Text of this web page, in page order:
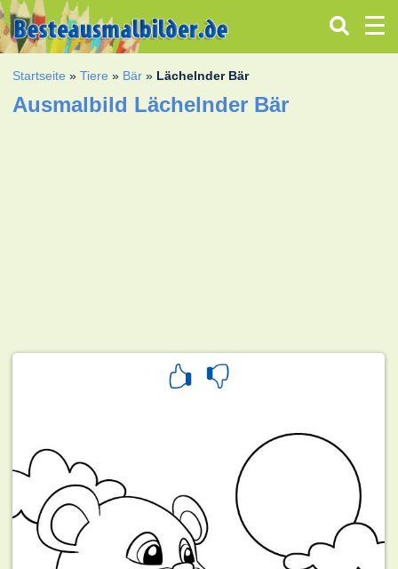
Startseite »Tiere » Bär » Lächelnder Bär
Ausmalbild Lächelnder Bär